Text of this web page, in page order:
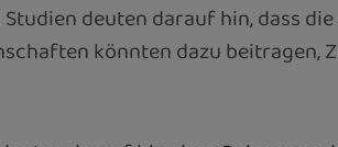
Studien deuten darauf hin, dass
könnten dazu beitragen,